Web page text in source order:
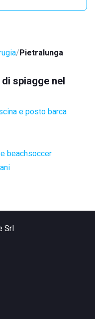
Pietralunga
spiagge nel
e posto barca
beachsoccer
Srl